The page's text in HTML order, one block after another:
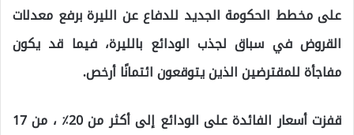
على مخطط الحكومة الجديد للدفاع عن الليرة برفع معدلات
القروض في سباق لجذب الودائع بالليرة، فيما قد يكون
مفاجأة للمقترضين الذين يتوقعون ائتمانًا أرخص.
قفزت أسعار الفائدة على الودائع إلى أكثر من 20٪ ، من 17